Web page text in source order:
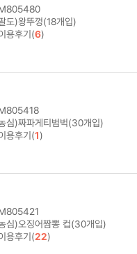
도)왕뚜껑(18개입)
용후기(6)
심)짜파게티범벅(30개입)
용후기(1)
심)오징어짬뽕 컵(30개입)
용후기(22)